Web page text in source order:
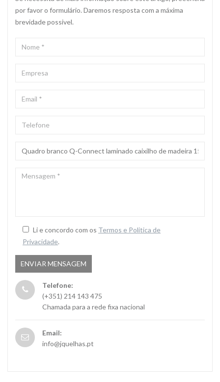
por favor o formulário. Daremos resposta com a máxima
brevidade possivel.
Li e concordo com os Termos e Politica de
Privacidade.
Telefone:
(+351) 214 143 475
Chamada para a rede fixa nacional
Email:
info@jquelhas.pt